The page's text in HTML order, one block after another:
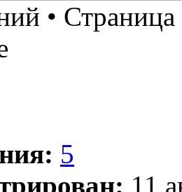
• Страница
5
11